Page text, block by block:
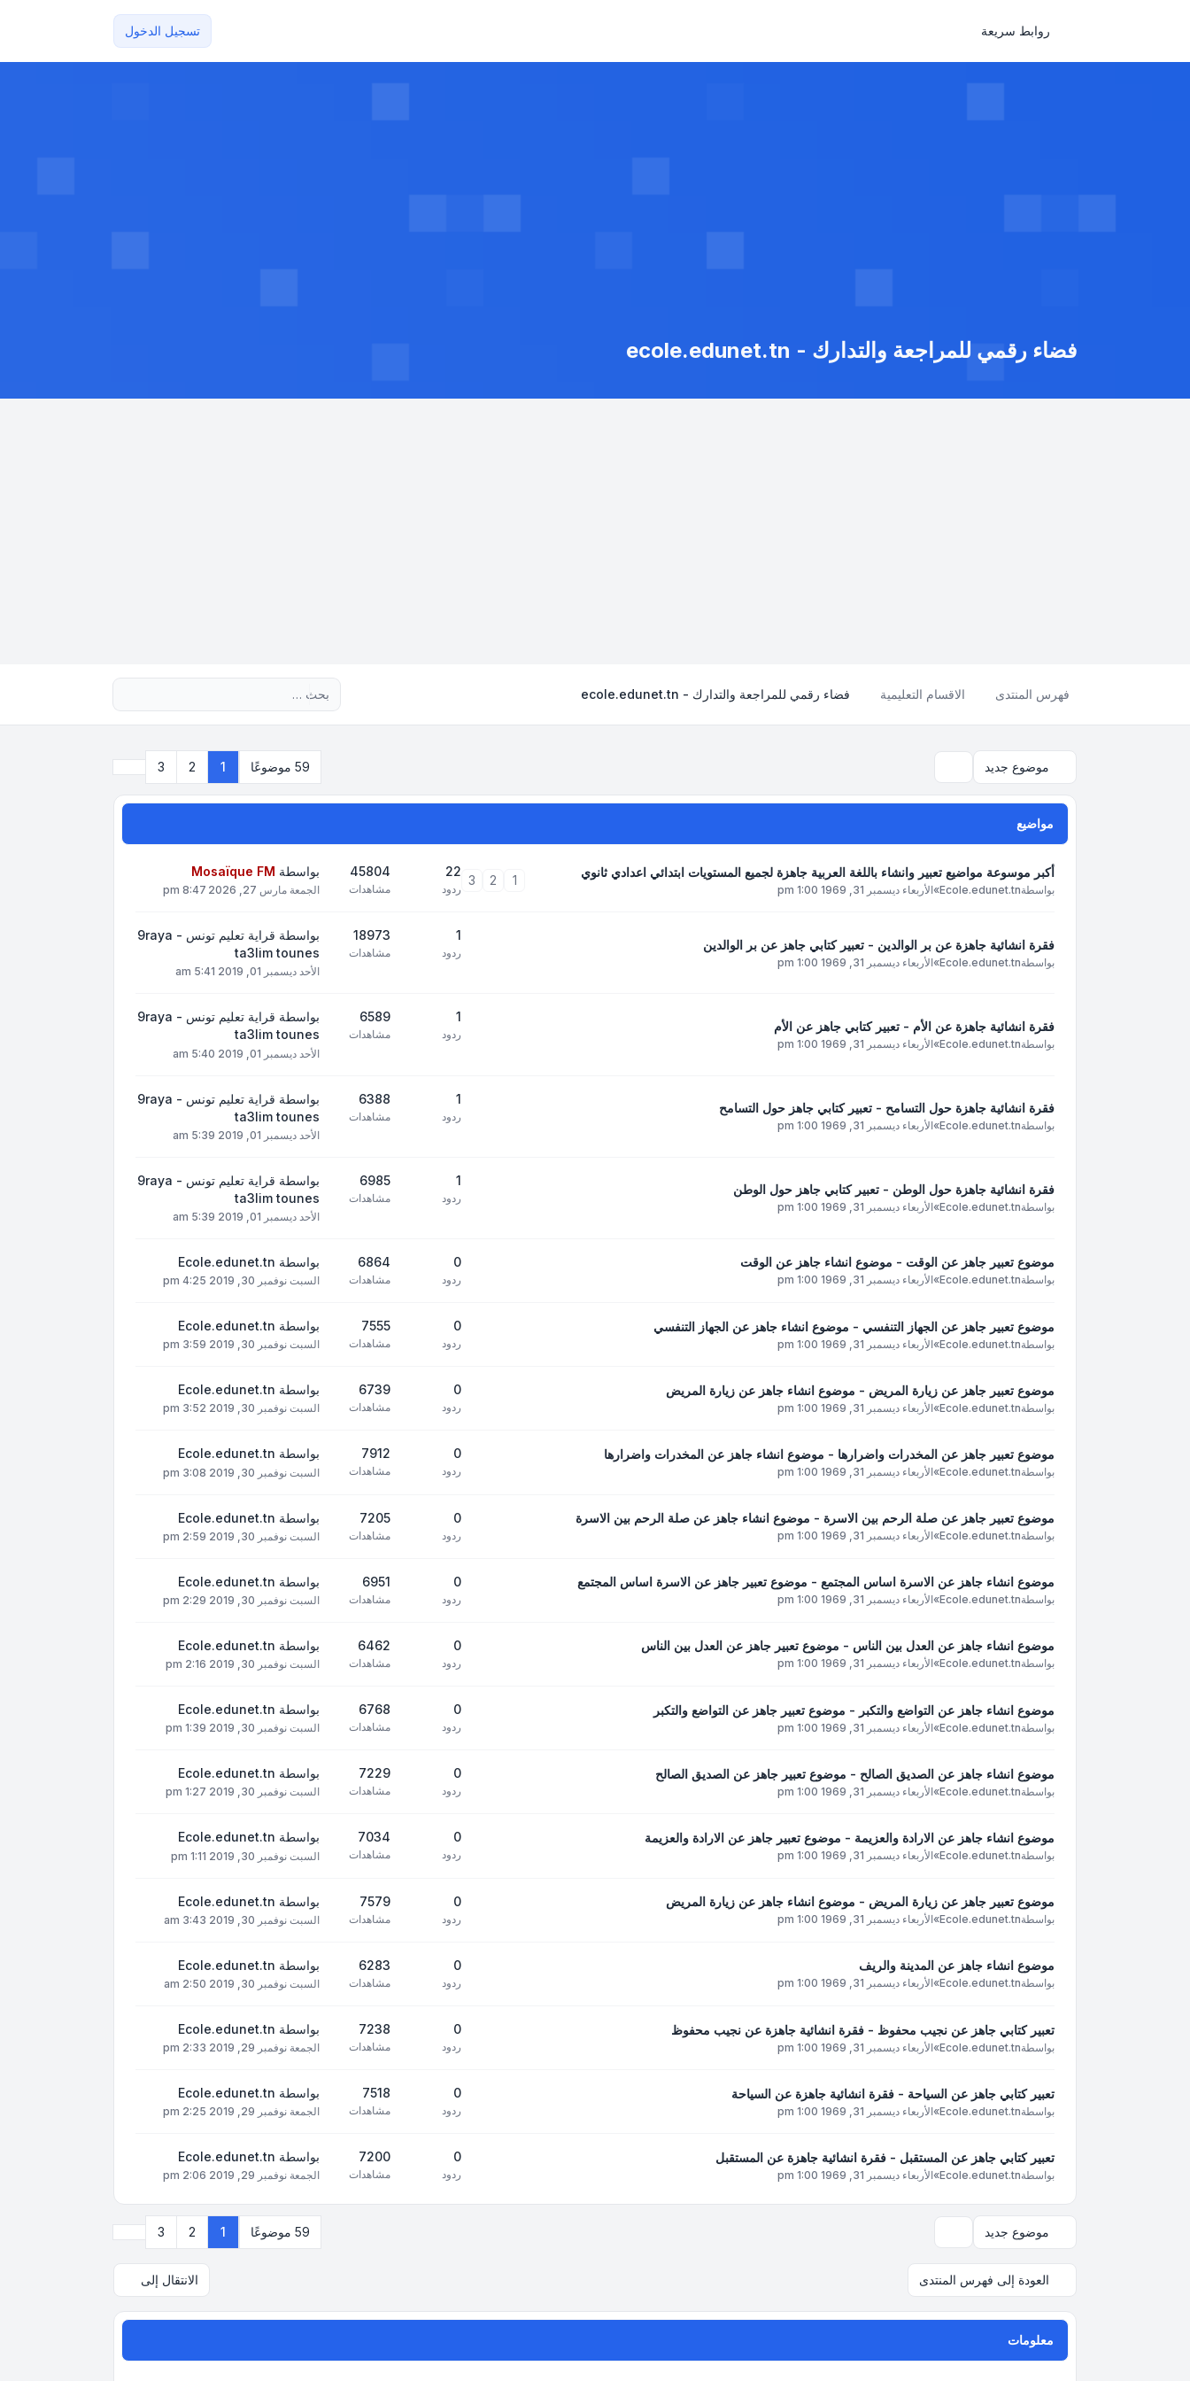
روابط سريعة تسجيل الدخول
فضاء رقمي للمراجعة والتدارك - ecole.edunet.tn
فهرس المنتدى الاقسام التعليمية فضاء رقمي للمراجعة والتدارك - ecole.edunet.tn
موضوع جديد 59 موضوعًا 1
2
3
مواضيع
أكبر موسوعة مواضيع تعبير وانشاء باللغة العربية جاهزة لجميع المستويات ابتدائي اعدادي ثانوي
بواسطةEcole.edunet.tn
»الأربعاء ديسمبر 31, 1969 1:00 pm
1
2
3
22
ردود
45804
مشاهدات
بواسطة Mosaïque FM
الجمعة مارس 27, 2026 8:47 pm
فقرة انشائية جاهزة عن بر الوالدين - تعبير كتابي جاهز عن بر الوالدين
بواسطةEcole.edunet.tn
»الأربعاء ديسمبر 31, 1969 1:00 pm
1
ردود
18973
مشاهدات
بواسطة
قراية تعليم تونس - 9raya
ta3lim tounes
الأحد ديسمبر 01, 2019 5:41 am
فقرة انشائية جاهزة عن الأم - تعبير كتابي جاهز عن الأم
بواسطةEcole.edunet.tn
»الأربعاء ديسمبر 31, 1969 1:00 pm
1
ردود
6589
مشاهدات
بواسطة
قراية تعليم تونس - 9raya
ta3lim tounes
الأحد ديسمبر 01, 2019 5:40 am
فقرة انشائية جاهزة حول التسامح - تعبير كتابي جاهز حول التسامح
بواسطةEcole.edunet.tn
»الأربعاء ديسمبر 31, 1969 1:00 pm
1
ردود
6388
مشاهدات
بواسطة
قراية تعليم تونس - 9raya
ta3lim tounes
الأحد ديسمبر 01, 2019 5:39 am
فقرة انشائية جاهزة حول الوطن - تعبير كتابي جاهز حول الوطن
بواسطةEcole.edunet.tn
»الأربعاء ديسمبر 31, 1969 1:00 pm
1
ردود
6985
مشاهدات
بواسطة
قراية تعليم تونس - 9raya
ta3lim tounes
الأحد ديسمبر 01, 2019 5:39 am
موضوع تعبير جاهز عن الوقت - موضوع انشاء جاهز عن الوقت
بواسطةEcole.edunet.tn
»الأربعاء ديسمبر 31, 1969 1:00 pm
0
ردود
6864
مشاهدات
بواسطة Ecole.edunet.tn
السبت نوفمبر 30, 2019 4:25 pm
موضوع تعبير جاهز عن الجهاز التنفسي - موضوع انشاء جاهز عن الجهاز التنفسي
بواسطةEcole.edunet.tn
»الأربعاء ديسمبر 31, 1969 1:00 pm
0
ردود
7555
مشاهدات
بواسطة Ecole.edunet.tn
السبت نوفمبر 30, 2019 3:59 pm
موضوع تعبير جاهز عن زيارة المريض - موضوع انشاء جاهز عن زيارة المريض
بواسطةEcole.edunet.tn
»الأربعاء ديسمبر 31, 1969 1:00 pm
0
ردود
6739
مشاهدات
بواسطة Ecole.edunet.tn
السبت نوفمبر 30, 2019 3:52 pm
موضوع تعبير جاهز عن المخدرات واضرارها - موضوع انشاء جاهز عن المخدرات واضرارها
بواسطةEcole.edunet.tn
»الأربعاء ديسمبر 31, 1969 1:00 pm
0
ردود
7912
مشاهدات
بواسطة Ecole.edunet.tn
السبت نوفمبر 30, 2019 3:08 pm
موضوع تعبير جاهز عن صلة الرحم بين الاسرة - موضوع انشاء جاهز عن صلة الرحم بين الاسرة
بواسطةEcole.edunet.tn
»الأربعاء ديسمبر 31, 1969 1:00 pm
0
ردود
7205
مشاهدات
بواسطة Ecole.edunet.tn
السبت نوفمبر 30, 2019 2:59 pm
موضوع انشاء جاهز عن الاسرة اساس المجتمع - موضوع تعبير جاهز عن الاسرة اساس المجتمع
بواسطةEcole.edunet.tn
»الأربعاء ديسمبر 31, 1969 1:00 pm
0
ردود
6951
مشاهدات
بواسطة Ecole.edunet.tn
السبت نوفمبر 30, 2019 2:29 pm
موضوع انشاء جاهز عن العدل بين الناس - موضوع تعبير جاهز عن العدل بين الناس
بواسطةEcole.edunet.tn
»الأربعاء ديسمبر 31, 1969 1:00 pm
0
ردود
6462
مشاهدات
بواسطة Ecole.edunet.tn
السبت نوفمبر 30, 2019 2:16 pm
موضوع انشاء جاهز عن التواضع والتكبر - موضوع تعبير جاهز عن التواضع والتكبر
بواسطةEcole.edunet.tn
»الأربعاء ديسمبر 31, 1969 1:00 pm
0
ردود
6768
مشاهدات
بواسطة Ecole.edunet.tn
السبت نوفمبر 30, 2019 1:39 pm
موضوع انشاء جاهز عن الصديق الصالح - موضوع تعبير جاهز عن الصديق الصالح
بواسطةEcole.edunet.tn
»الأربعاء ديسمبر 31, 1969 1:00 pm
0
ردود
7229
مشاهدات
بواسطة Ecole.edunet.tn
السبت نوفمبر 30, 2019 1:27 pm
موضوع انشاء جاهز عن الارادة والعزيمة - موضوع تعبير جاهز عن الارادة والعزيمة
بواسطةEcole.edunet.tn
»الأربعاء ديسمبر 31, 1969 1:00 pm
0
ردود
7034
مشاهدات
بواسطة Ecole.edunet.tn
السبت نوفمبر 30, 2019 1:11 pm
موضوع تعبير جاهز عن زيارة المريض - موضوع انشاء جاهز عن زيارة المريض
بواسطةEcole.edunet.tn
»الأربعاء ديسمبر 31, 1969 1:00 pm
0
ردود
7579
مشاهدات
بواسطة Ecole.edunet.tn
السبت نوفمبر 30, 2019 3:43 am
موضوع انشاء جاهز عن المدينة والريف
بواسطةEcole.edunet.tn
»الأربعاء ديسمبر 31, 1969 1:00 pm
0
ردود
6283
مشاهدات
بواسطة Ecole.edunet.tn
السبت نوفمبر 30, 2019 2:50 am
تعبير كتابي جاهز عن نجيب محفوظ - فقرة انشائية جاهزة عن نجيب محفوظ
بواسطةEcole.edunet.tn
»الأربعاء ديسمبر 31, 1969 1:00 pm
0
ردود
7238
مشاهدات
بواسطة Ecole.edunet.tn
الجمعة نوفمبر 29, 2019 2:33 pm
تعبير كتابي جاهز عن السياحة - فقرة انشائية جاهزة عن السياحة
بواسطةEcole.edunet.tn
»الأربعاء ديسمبر 31, 1969 1:00 pm
0
ردود
7518
مشاهدات
بواسطة Ecole.edunet.tn
الجمعة نوفمبر 29, 2019 2:25 pm
تعبير كتابي جاهز عن المستقبل - فقرة انشائية جاهزة عن المستقبل
بواسطةEcole.edunet.tn
»الأربعاء ديسمبر 31, 1969 1:00 pm
0
ردود
7200
مشاهدات
بواسطة Ecole.edunet.tn
الجمعة نوفمبر 29, 2019 2:06 pm
موضوع جديد 59 موضوعًا 1
2
3
العودة إلى فهرس المنتدى الانتقال إلى
معلومات